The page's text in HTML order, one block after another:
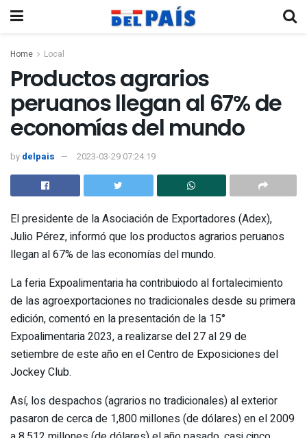
Home Local
Productos agrarios
peruanos llegan al 67% de
economías del mundo
by delpais 2023-03-29 07:24:19
El presidente de la Asociación de Exportadores (Adex),
Julio Pérez, informó que los productos agrarios peruanos
llegan al 67% de las economías del mundo.
La feria Expoalimentaria ha contribuiodo al fortalecimiento
de las agroexportaciones no tradicionales desde su primera
edición, comentó en la presentación de la 15°
Expoalimentaria 2023, a realizarse del 27 al 29 de
setiembre de este año en el Centro de Exposiciones del
Jockey Club.
Así, los despachos (agrarios no tradicionales) al exterior
pasaron de cerca de 1,800 millones (de dólares) en el 2009